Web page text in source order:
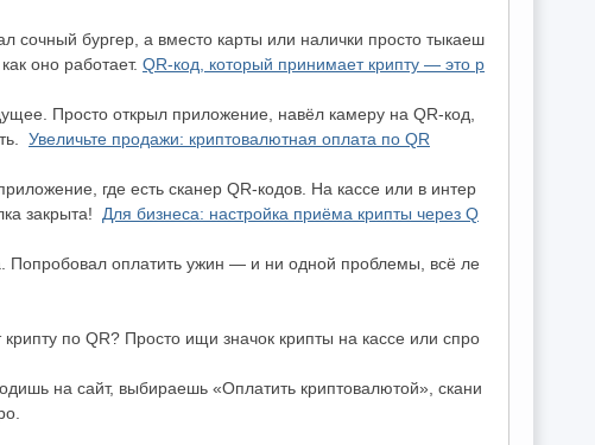
сочный бургер, а вместо карты или налички просто тыкаеш
оно работает. QR-код, который принимает крипту — это р
Просто открыл приложение, навёл камеру на QR-код,
Увеличьте продажи: криптовалютная оплата по QR
где есть сканер QR-кодов. На кассе или в интер
закрыта! Для бизнеса: настройка приёма крипты через Q
оплатить ужин — и ни одной проблемы, всё ле
по QR? Просто ищи значок крипты на кассе или спро
на сайт, выбираешь «Оплатить криптовалютой», скани